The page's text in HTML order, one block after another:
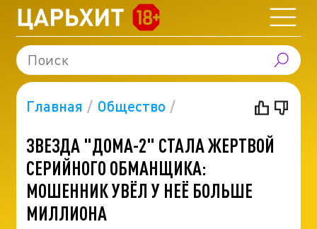
Главная Общество
ЗВЕЗДА "ДОМА-2" СТАЛА ЖЕРТВОЙ
СЕРИЙНОГО ОБМАНЩИКА:
МОШЕННИК УВЁЛ У НЕЁ БОЛЬШЕ
МИЛЛИОНА